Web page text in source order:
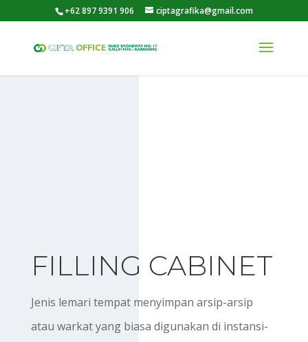
+62 897 9391 906 ciptagrafika@gmail.com
FILLING CABINET
Jenis lemari tempat menyimpan arsip-arsip
atau warkat yang biasa digunakan di instansi-